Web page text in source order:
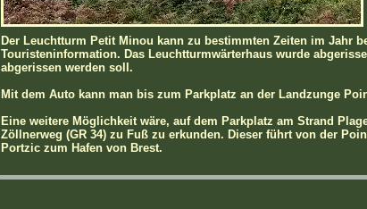
Der Leuchtturm Petit Minou kann zu bestimmten Zeiten im Jahr
Touristeninformation. Das Leuchtturmwärterhaus wurde
abgerissen werden soll.
Mit dem Auto kann man bis zum Parkplatz an der Landzunge
Eine weitere Möglichkeit wäre, auf dem Parkplatz am Strand
Zöllnerweg (GR 34) zu Fuß zu erkunden. Dieser führt von der
Portzic zum Hafen von Brest.